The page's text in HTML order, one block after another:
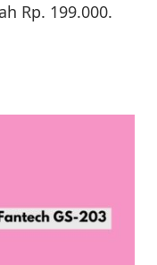
Rp. 199.000.